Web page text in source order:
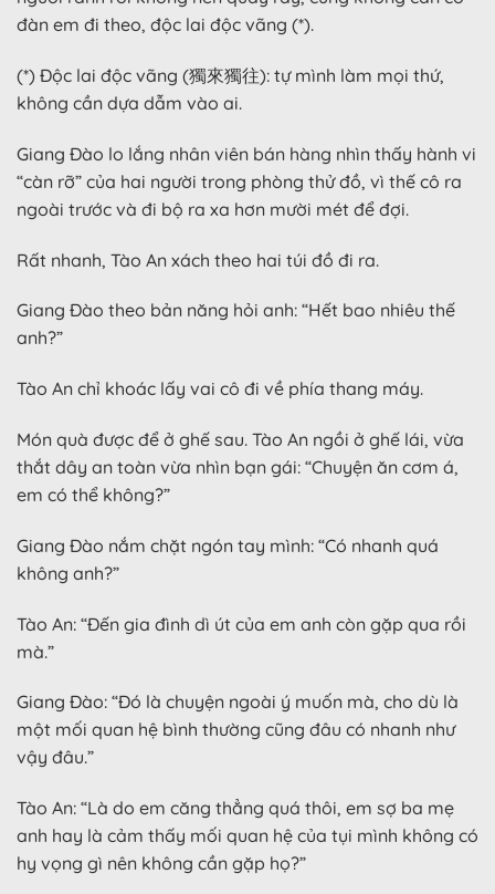
đàn em đi theo, độc lai độc vãng (*).
(*) Độc lai độc vãng (獨來獨往): tự mình làm mọi thứ,
không cần dựa dẫm vào ai.
Giang Đào lo lắng nhân viên bán hàng nhìn thấy hành vi
“càn rỡ” của hai người trong phòng thử đồ, vì thế cô ra
ngoài trước và đi bộ ra xa hơn mười mét để đợi.
Rất nhanh, Tào An xách theo hai túi đồ đi ra.
Giang Đào theo bản năng hỏi anh: “Hết bao nhiêu thế
anh?”
Tào An chỉ khoác lấy vai cô đi về phía thang máy.
Món quà được để ở ghế sau. Tào An ngồi ở ghế lái, vừa
thắt dây an toàn vừa nhìn bạn gái: “Chuyện ăn cơm á,
em có thể không?”
Giang Đào nắm chặt ngón tay mình: “Có nhanh quá
không anh?”
Tào An: “Đến gia đình dì út của em anh còn gặp qua rồi
mà.”
Giang Đào: “Đó là chuyện ngoài ý muốn mà, cho dù là
một mối quan hệ bình thường cũng đâu có nhanh như
vậy đâu.”
Tào An: “Là do em căng thẳng quá thôi, em sợ ba mẹ
anh hay là cảm thấy mối quan hệ của tụi mình không có
hy vọng gì nên không cần gặp họ?”